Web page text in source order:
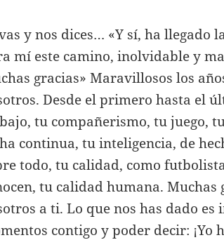
y nos dices… «Y sí, ha llegado
mí este camino, inolvidable y
gracias» Maravillosos los
Desde el primero hasta el
tu compañerismo, tu juego,
continua, tu inteligencia, de
todo, tu calidad, como
tu calidad humana. Muchas
a ti. Lo que nos has dado es
contigo y poder decir: